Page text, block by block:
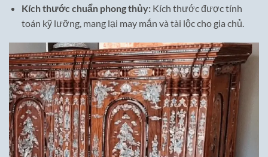
Kích thước chuẩn phong thủy:Kích thước được tính
toán kỹ lưỡng, mang lại may mắn và tài lộc cho gia chủ.